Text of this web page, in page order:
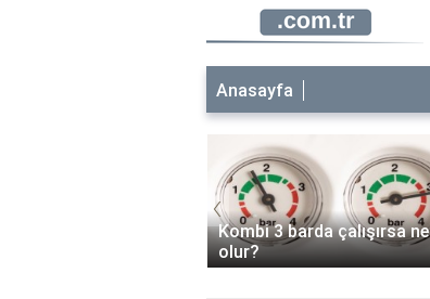
Anasayfa
Kombi 3 barda çalışırsa ne
olur?
‹